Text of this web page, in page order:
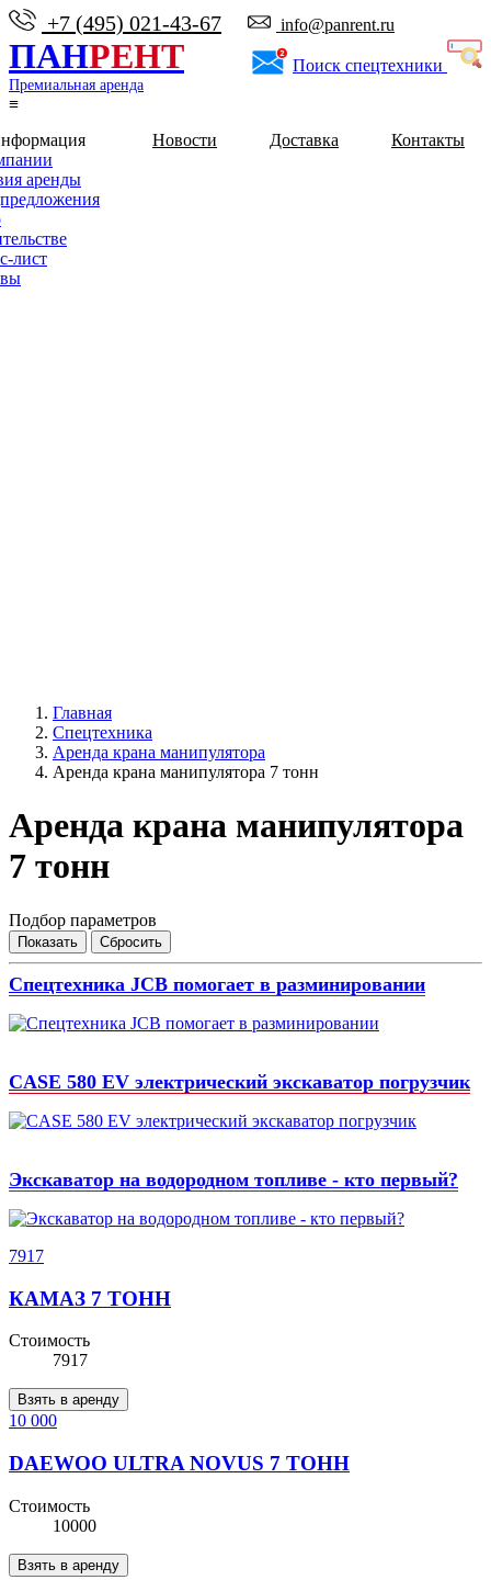
+7 (495) 021-43-67 info@panrent.ru
Поиск спецтехники
ПАНРЕНТ
Премиальная аренда
≡
аренды
лист
Новости Доставка Контакты
Главная
Спецтехника
Аренда крана манипулятора
Аренда крана манипулятора 7 тонн
Аренда крана манипулятора
7 тонн
Подбор параметров
Спецтехника JCB помогает в разминировании
CASE 580 EV электрический экскаватор погрузчик
Экскаватор на водородном топливе - кто первый?
7917
КАМАЗ 7 ТОНН
Стоимость
7917
Взять в аренду
10 000
DAEWOO ULTRA NOVUS 7 ТОНН
Стоимость
10000
Взять в аренду